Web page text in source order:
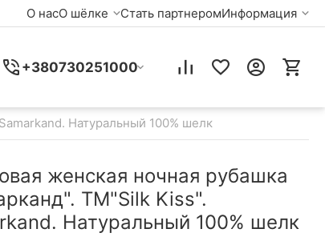
О насО шёлке Стать партнеромИнформация
+380730251000
Натуральный 100% шелк
женская ночная рубашка
TM"Silk Kiss".
Натуральный 100% шелк